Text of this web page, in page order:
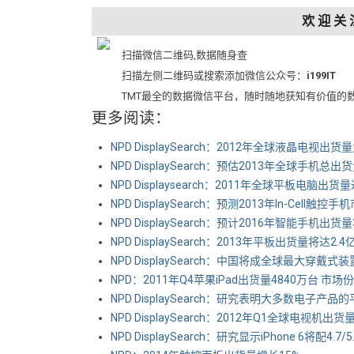
欢 迎 关
扫描微信二维码,数据随身查
扫描左侧二维码或搜索添加微信公众号： i199IT
TMT最全的数据微信平台，随时随地获知有价值的
更多阅读：
NPD DisplaySearch：2012年全球液晶电视出货
NPD DisplaySearch：预估2013年全球手机总出
NPD Displaysearch：2011年全球平板电脑出货
NPD DisplaySearch：预测2013年In-Cell触控手机
NPD DisplaySearch：预计2016年智能手机出货
NPD DisplaySearch：2013年平板出货量将达2.4
NPD DisplaySearch：中国将成全球最大穿戴式装
NPD：2011年Q4苹果iPad出货量4840万台 市场
NPD DisplaySearch：研究表明大多数电子产品
NPD DisplaySearch：2012年Q1全球电视机出货
NPD DisplaySearch：研究显示iPhone 6将配4.7/